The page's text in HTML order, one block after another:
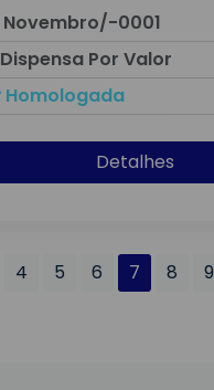
Novembro/-0001
Dispensa Por Valor
Homologada
Detalhes
4 5 6 7 8 9